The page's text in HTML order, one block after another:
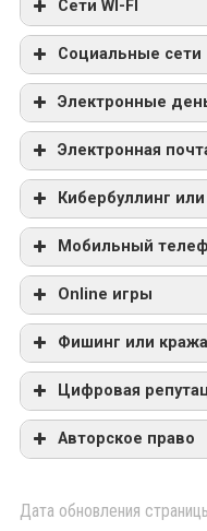
Сети WI-FI
Социальные сети
Электронные
Электронная
Кибербуллинг
Мобильный
Online игры
Фишинг или
Цифровая
Авторское право
Дата обновления